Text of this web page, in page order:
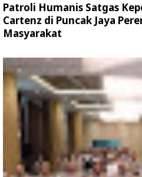
Patroli Humanis Satgas
Cartenz di Puncak Jaya
Masyarakat